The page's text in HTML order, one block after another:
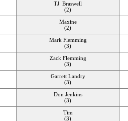
TJ Braswell
(2)
Maxine
(2)
Mark Flemming
(3)
Zack Flemming
(3)
Garrett Landry
(3)
Don Jenkins
(3)
Tim
(3)